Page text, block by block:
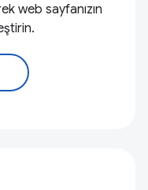
web sayfanızın